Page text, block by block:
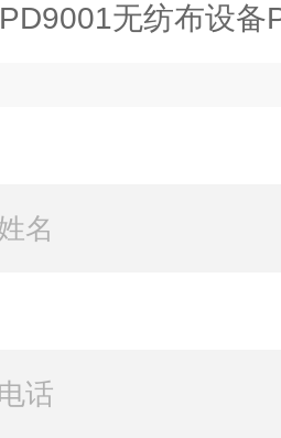
PD9001无纺布设备